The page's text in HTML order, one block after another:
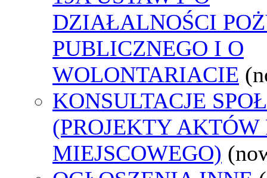
DZIAŁALNOŚCI
PUBLICZNEGO I O
WOLONTARIACIE
KONSULTACJE
(PROJEKTY AKTÓW
MIEJSCOWEGO)